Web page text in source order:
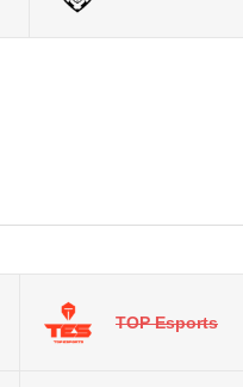
TOP Esports